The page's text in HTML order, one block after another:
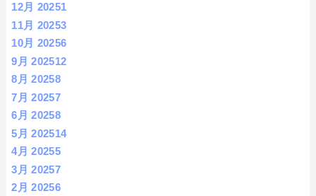
12月 20251
11月 20253
10月 20256
9月 202512
8月 20258
7月 20257
6月 20258
5月 202514
4月 20255
3月 20257
2月 20256